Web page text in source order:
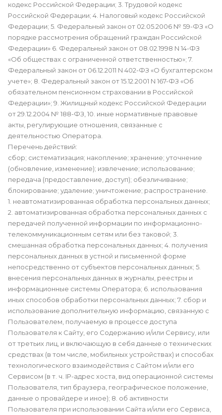
кодекс Российской Федерации; 3. Трудовой кодекс
Российской Федерации; 4. Налоговый кодекс Российской
Федерации; 5. Федеральный закон от 02.05.2006 № 59-ФЗ «О
порядке рассмотрения обращений граждан Российской
Федерации» 6. Федеральный закон от 08.02.1998 N 14-ФЗ
«Об обществах с ограниченной ответственностью»; 7.
Федеральный закон от 06.12.2011 N 402-ФЗ «О бухгалтерском
учете»; 8. Федеральный закон от 15.12.2001 N 167-ФЗ «Об
обязательном пенсионном страховании в Российской
Федерации»; 9. Жилищный кодекс Российской Федерации
от 29.12.2004 № 188-ФЗ, 10. иные нормативные правовые
акты, регулирующие отношения, связанные с
деятельностью Оператора.
Перечень действий:
сбор; систематизация; накопление; хранение; уточнение
(обновление, изменение); извлечение; использование;
передача (предоставление, доступ); обезличивание;
блокирование; удаление; уничтожение; распространение.
1. неавтоматизированная обработка персональных данных;
2. автоматизированная обработка персональных данных с
передачей полученной информации по информационно-
телекоммуникационным сетям или без таковой; 3.
смешанная обработка персональных данных; 4. получения
персональных данных в устной и письменной форме
непосредственно от субъектов персональных данных; 5.
внесения персональных данных в журналы, реестры и
информационные системы Оператора; 6. использования
иных способов обработки персональных данных; 7. сбор и
использование дополнительную информацию, связанную с
Пользователем, получаемую в процессе доступа
Пользователя к Сайту, его Содержанию и/или Сервису, или
от третьих лиц, и включающую в себя данные о технических
средствах (в том числе, мобильных устройствах) и способах
технологического взаимодействия с Сайтом и/или его
Сервисом (в т. ч. IP-адрес хоста, вид операционной системы
Пользователя, тип браузера, географическое положение,
данные о провайдере и иное); 8. об активности
Пользователя при использовании Сайта и/или его Сервиса,